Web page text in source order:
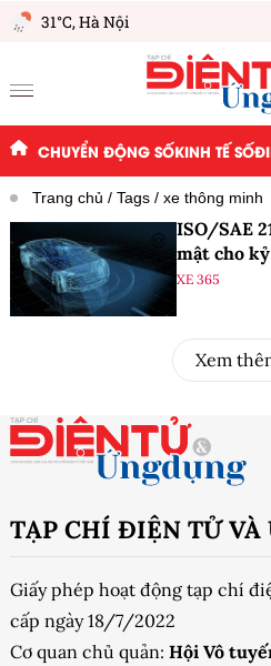
31°C,Hà Nội
CHUYỂN ĐỘNG SỐKINH TẾ SỐ
Trang chủ Tags xe thông minh
ISO/SAE
mật cho
XE 365
Xem
TẠP CHÍ ĐIỆN TỬ VÀ
Giấy phép hoạt động tạp chí
cấp ngày 18/7/2022
Cơ quan chủ quản: Hội Vô